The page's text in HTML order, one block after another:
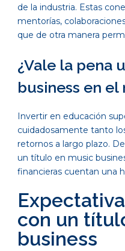
de la industria. Estas
mentorías,
que de otra manera
¿Vale la pena
business en
Invertir en educación
cuidadosamente tanto
retornos a largo plazo.
un título en music
financieras cuentan una
con un
business